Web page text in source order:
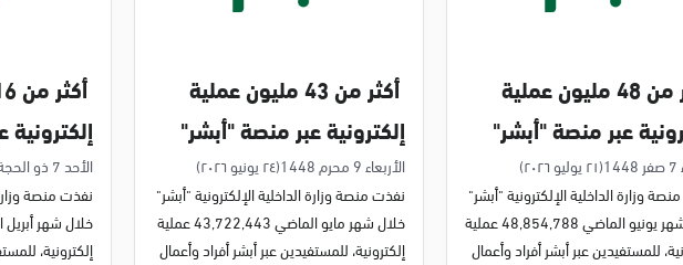
أكثر من 48 مليون عملية
عبر منصة "أبشر"
2026م
(٢١ يوليو ٢٠٢٦)
وزارة الداخلية الإلكترونية "أبشر"
خلال شهر يونيو الماضي 48,854,788 عملية
للمستفيدين عبر أبشر أفراد وأعمال
أكثر من 43 مليون عملية
إلكترونية عبر منصة "أبشر"
في مايو 2026م
الأربعاء 9 محرم 1448
(٢٤ يونيو ٢٠٢٦)
نفذت منصة وزارة الداخلية الإلكترونية "أبشر"
خلال شهر مايو الماضي 43,722,443 عملية
إلكترونية، للمستفيدين عبر أبشر أفراد وأعمال
في أبريل 2026م
الأحد 7 ذو الحجة 1447
نفذت منصة
إلكترونية،